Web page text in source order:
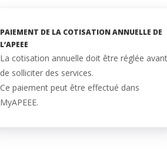
PAIEMENT DE LA COTISATION ANNUELLE DE
L’APEEE
La cotisation annuelle doit être réglée avant
de solliciter des services.
Ce paiement peut être effectué dans
MyAPEEE.